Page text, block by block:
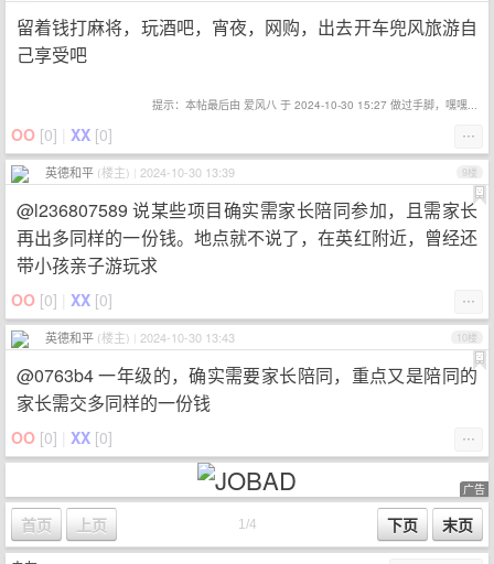
留着钱打麻将，玩酒吧，宵夜，网购，出去开车兜风旅游自
己享受吧
提示：本帖最后由 爱风八 于 2024-10-30 15:27 做过手脚，嘿嘿...
⋯
OO [0] XX [0]
英德和平 (楼主) 2024-10-30 13:39 9楼
@l236807589 说某些项目确实需家长陪同参加，且需家长
再出多同样的一份钱。地点就不说了，在英红附近，曾经还
带小孩亲子游玩求
⋯
OO [0] XX [0]
英德和平 (楼主) 2024-10-30 13:43 10楼
@0763b4 一年级的，确实需要家长陪同，重点又是陪同的
家长需交多同样的一份钱
⋯
OO [0] XX [0]
广告